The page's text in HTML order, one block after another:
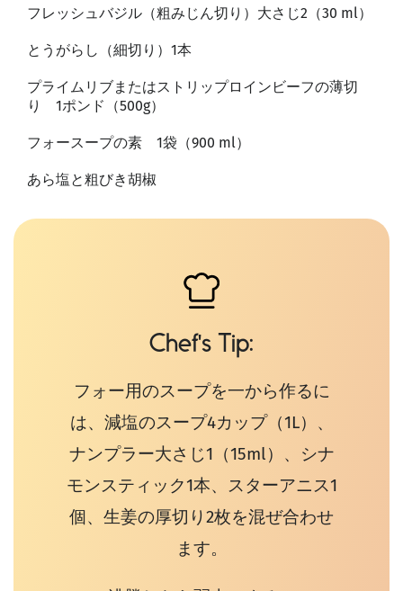
フレッシュバジル（粗みじん切り）大さじ2（30 ml）
とうがらし（細切り）1本
プライムリブまたはストリップロインビーフの薄切
り 1ポンド（500g）
フォースープの素 1袋（900 ml）
あら塩と粗びき胡椒
Chef's Tip
フォー用のスープを一から作るに
は、減塩のスープ4カップ（1L）、
ナンプラー大さじ1（15ml）、シナ
モンスティック1本、スターアニス1
個、生姜の厚切り2枚を混ぜ合わせ
ます。